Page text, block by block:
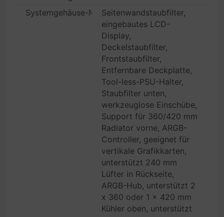
Systemgehäuse-MerkmaleSeitenwandstaubfilter,
eingebautes LCD-
Display,
Deckelstaubfilter,
Frontstaubfilter,
Entfernbare Deckplatte,
Tool-less-PSU-Halter,
Staubfilter unten,
werkzeuglose Einschübe,
Support für 360/420 mm
Radiator vorne, ARGB-
Controller, geeignet für
vertikale Grafikkarten,
unterstützt 240 mm
Lüfter in Rückseite,
ARGB-Hub, unterstützt 2
x 360 oder 1 x 420 mm
Kühler oben, unterstützt